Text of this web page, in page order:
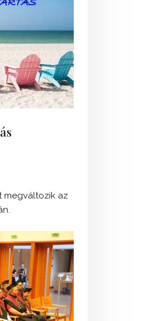
megváltozik az